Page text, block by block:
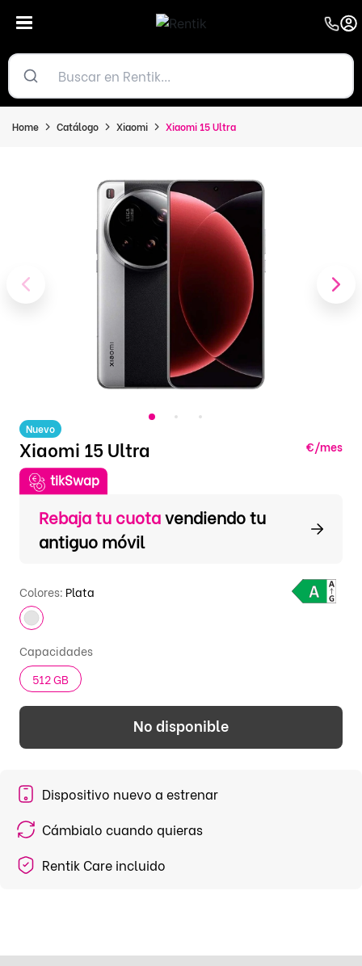
Home Catálogo Xiaomi Xiaomi 15 Ultra
Xiaomi 15 Ultra
Nuevo
€/mes
tikSwap
Rebaja tu cuotavendiendo tu
antiguo móvil
Colores: Plata
Capacidades
512 GB
No disponible
Dispositivo nuevo a estrenar
Cámbialo cuando quieras
Rentik Care incluido